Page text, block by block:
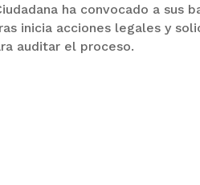
ha convocado a sus
inicia acciones legales y
auditar el proceso.